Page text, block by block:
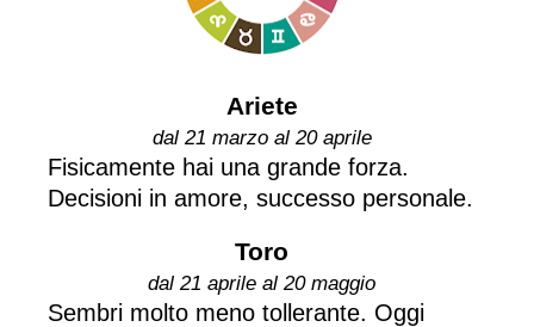
Ariete
dal 21 marzo al 20 aprile
Fisicamente hai una grande forza.
Decisioni in amore, successo personale.
Toro
dal 21 aprile al 20 maggio
Sembri molto meno tollerante. Oggi